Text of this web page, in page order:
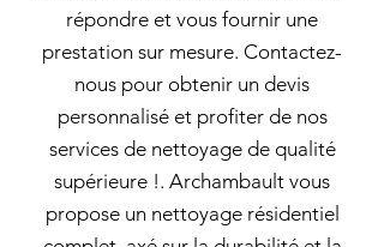
répondre et vous fournir une
prestation sur mesure. Contactez-
nous pour obtenir un devis
personnalisé et profiter de nos
services de nettoyage de qualité
supérieure !. Archambault vous
propose un nettoyage résidentiel